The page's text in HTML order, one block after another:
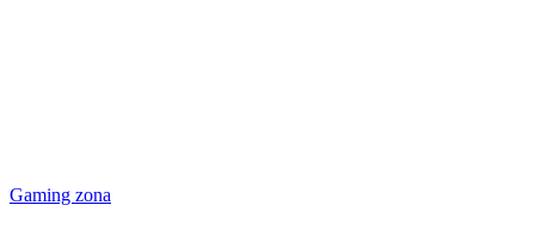
Gaming zona